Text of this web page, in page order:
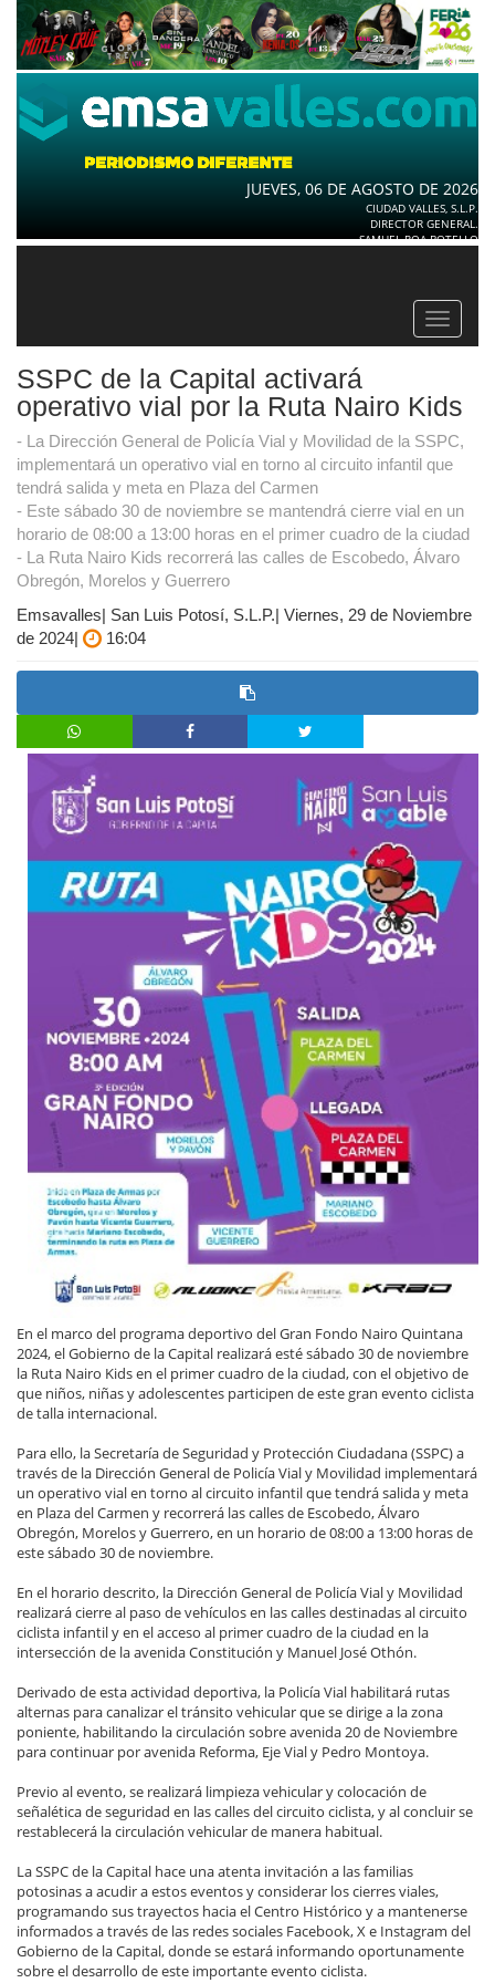
JUEVES, 06 DE AGOSTO DE 2026
CIUDAD VALLES, S.L.P.
DIRECTOR GENERAL.
SAMUEL ROA BOTELLO
Toggle
SSPC de la Capital activará
operativo vial por la Ruta Nairo Kids
- La Dirección General de Policía Vial y Movilidad de la SSPC,
implementará un operativo vial en torno al circuito infantil que
tendrá salida y meta en Plaza del Carmen
- Este sábado 30 de noviembre se mantendrá cierre vial en un
horario de 08:00 a 13:00 horas en el primer cuadro de la ciudad
- La Ruta Nairo Kids recorrerá las calles de Escobedo, Álvaro
Obregón, Morelos y Guerrero
Emsavalles| San Luis Potosí, S.L.P.| Viernes, 29 de Noviembre
de 2024|
16:04
En el marco del programa deportivo del Gran Fondo Nairo Quintana
2024, el Gobierno de la Capital realizará esté sábado 30 de noviembre
la Ruta Nairo Kids en el primer cuadro de la ciudad, con el objetivo de
que niños, niñas y adolescentes participen de este gran evento ciclista
de talla internacional.
Para ello, la Secretaría de Seguridad y Protección Ciudadana (SSPC) a
través de la Dirección General de Policía Vial y Movilidad implementará
un operativo vial en torno al circuito infantil que tendrá salida y meta
en Plaza del Carmen y recorrerá las calles de Escobedo, Álvaro
Obregón, Morelos y Guerrero, en un horario de 08:00 a 13:00 horas de
este sábado 30 de noviembre.
En el horario descrito, la Dirección General de Policía Vial y Movilidad
realizará cierre al paso de vehículos en las calles destinadas al circuito
ciclista infantil y en el acceso al primer cuadro de la ciudad en la
intersección de la avenida Constitución y Manuel José Othón.
Derivado de esta actividad deportiva, la Policía Vial habilitará rutas
alternas para canalizar el tránsito vehicular que se dirige a la zona
poniente, habilitando la circulación sobre avenida 20 de Noviembre
para continuar por avenida Reforma, Eje Vial y Pedro Montoya.
Previo al evento, se realizará limpieza vehicular y colocación de
señalética de seguridad en las calles del circuito ciclista, y al concluir se
restablecerá la circulación vehicular de manera habitual.
La SSPC de la Capital hace una atenta invitación a las familias
potosinas a acudir a estos eventos y considerar los cierres viales,
programando sus trayectos hacia el Centro Histórico y a mantenerse
informados a través de las redes sociales Facebook, X e Instagram del
Gobierno de la Capital, donde se estará informando oportunamente
sobre el desarrollo de este importante evento ciclista.